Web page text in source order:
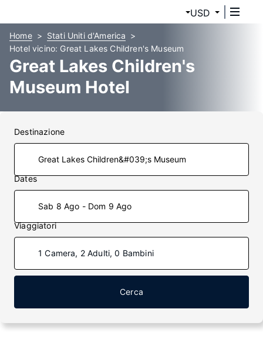
USD
Home
Stati Uniti d'America
Hotel vicino: Great Lakes Children's Museum
Great Lakes Children's
Museum Hotel
Destinazione
Dates
Sab 8 Ago - Dom 9 Ago
Viaggiatori
1 Camera, 2 Adulti, 0 Bambini
Cerca